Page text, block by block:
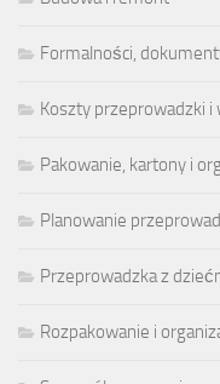
Formalności,
Koszty przeprowadzki
Pakowanie, kartony i
Planowanie
Przeprowadzka z
Rozpakowanie i